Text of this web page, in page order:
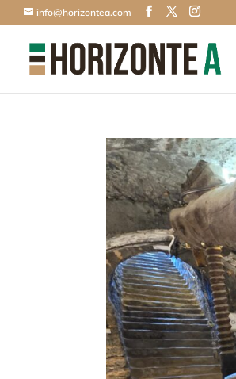
info@horizontea.com